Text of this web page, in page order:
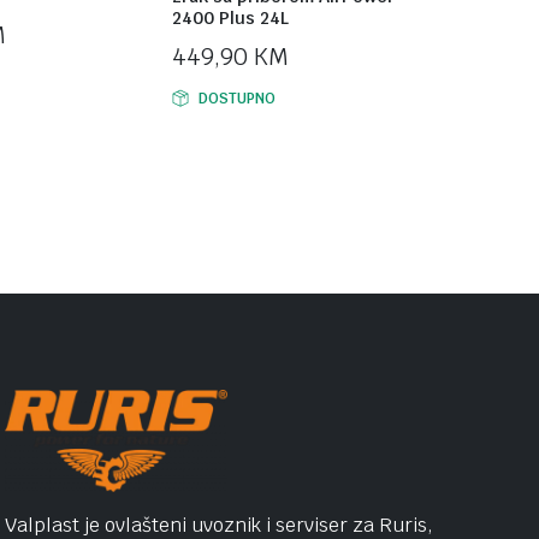
2400 Plus 24L
449,90 KM
DOSTUPNO
Valplast je ovlašteni uvoznik i serviser za Ruris,